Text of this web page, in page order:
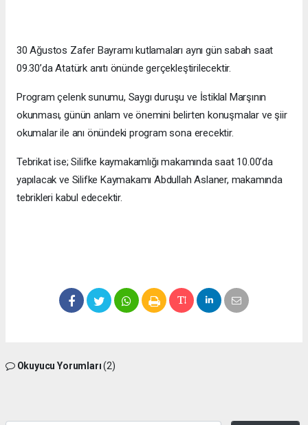
30 Ağustos Zafer Bayramı kutlamaları aynı gün sabah saat
09.30’da Atatürk anıtı önünde gerçekleştirilecektir.
Program çelenk sunumu, Saygı duruşu ve İstiklal Marşının
okunması, günün anlam ve önemini belirten konuşmalar ve şiir
okumalar ile anı önündeki program sona erecektir.
Tebrikat ise; Silifke kaymakamlığı makamında saat 10.00’da
yapılacak ve Silifke Kaymakamı Abdullah Aslaner, makamında
tebrikleri kabul edecektir.
Okuyucu Yorumları(2)